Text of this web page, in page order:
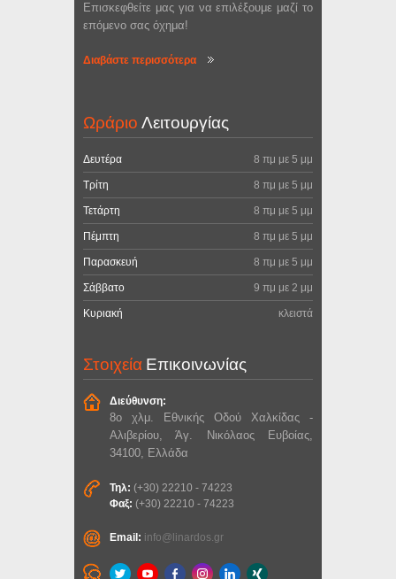
Επισκεφθείτε μας για να επιλέξουμε μαζί το
επόμενο σας όχημα!
Διαβάστε περισσότερα
ΩράριοΛειτουργίας
Δευτέρα 8 πμ με 5 μμ
Τρίτη 8 πμ με 5 μμ
Τετάρτη 8 πμ με 5 μμ
Πέμπτη 8 πμ με 5 μμ
Παρασκευή 8 πμ με 5 μμ
Σάββατο 9 πμ με 2 μμ
Κυριακή κλειστά
ΣτοιχείαΕπικοινωνίας
Διεύθυνση:
8ο χλμ. Εθνικής Οδού Χαλκίδας -
Αλιβερίου, Άγ. Νικόλαος Ευβοίας,
34100, Ελλάδα
Τηλ: (+30) 22210 - 74223
Φαξ: (+30) 22210 - 74223
Email: info@linardos.gr